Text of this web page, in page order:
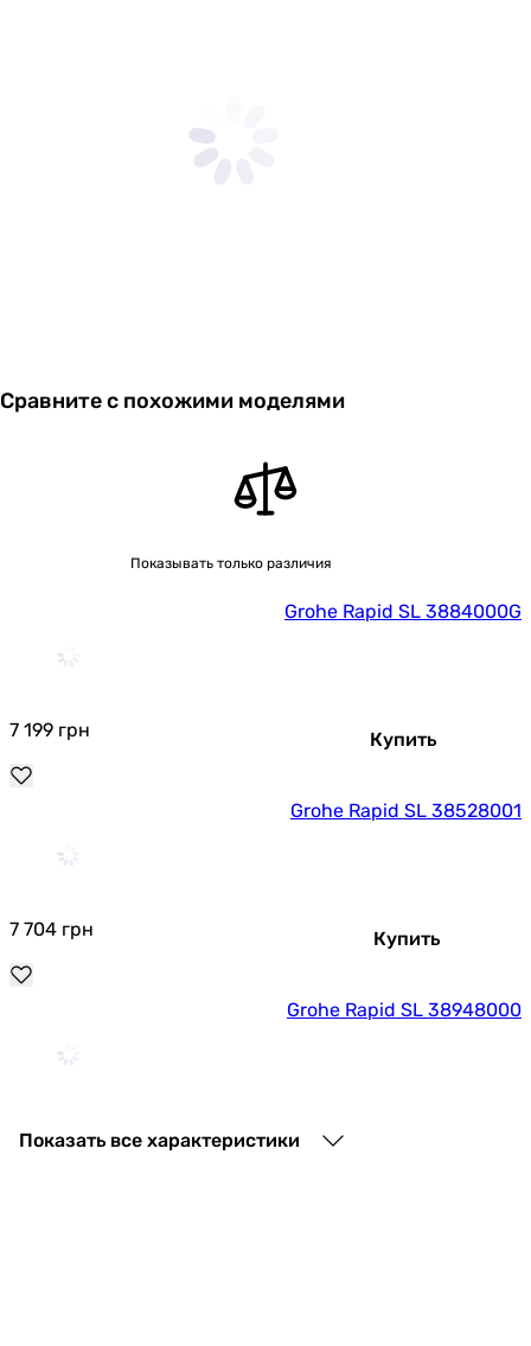
Сравните с похожими моделями
Показывать только различия
Grohe Rapid SL 3884000G
7 199 грн Купить
Grohe Rapid SL 38528001
7 704 грн Купить
Grohe Rapid SL 38948000
15 647
Показать все характеристики